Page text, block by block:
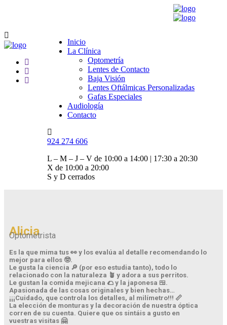
Inicio
La Clínica
Optometría
Lentes de Contacto
Baja Visión
Lentes Oftálmicas Personalizadas
Gafas Especiales
Audiología
Contacto
924 274 606
L – M – J – V de 10:00 a 14:00 | 17:30 a 20:30
X de 10:00 a 20:00
S y D cerrados
Alicia
Optometrista
Es la que mima tus 👀 y los evalúa al detalle recomendando lo
mejor para ellos 🤓.
Le gusta la ciencia 🔎 (por eso estudia tanto), todo lo
relacionado con la naturaleza 🪴 y adora a sus perritos.
Le gustan la comida mejicana 🌮 y la japonesa 🍱.
Apasionada de las cosas originales y bien hechas…
¡¡¡Cuidado, que controla los detalles, al milímetro!!! 📏
La elección de monturas y la decoración de nuestra óptica
corren de su cuenta. Quiere que os sintáis a gusto en
vuestras visitas 🤗